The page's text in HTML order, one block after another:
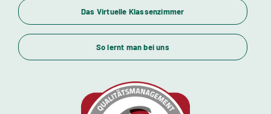
Themenübersicht
Standorte
Das Virtuelle Klassenzimmer
So lernt man bei uns